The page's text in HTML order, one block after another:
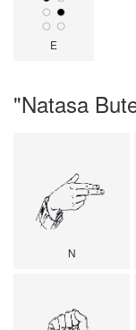
E
"Natasa
N